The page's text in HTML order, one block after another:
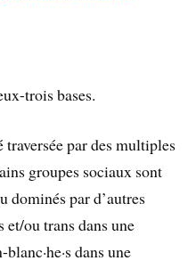
trois bases.
par des multiples
groupes sociaux sont
dominés par d’autres
et/ou trans dans une
dans une